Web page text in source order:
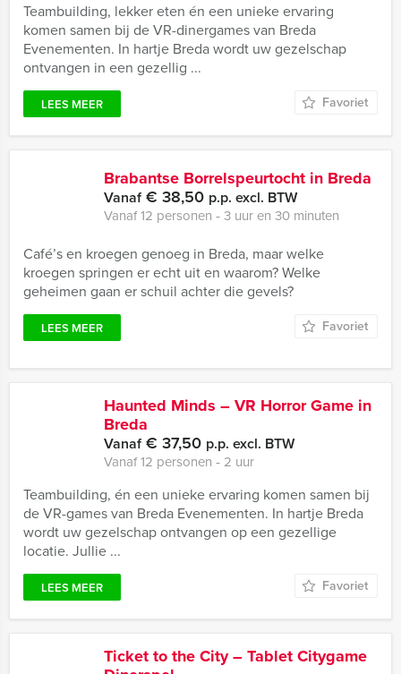
Teambuilding, lekker eten én een unieke ervaring
komen samen bij de VR-dinergames van Breda
Evenementen. In hartje Breda wordt uw gezelschap
ontvangen in een gezellig ...
LEES MEER Favoriet
Brabantse Borrelspeurtocht in Breda
Vanaf€ 38,50 p.p. excl. BTW
Vanaf 12 personen ‐ 3 uur en 30 minuten
Café’s en kroegen genoeg in Breda, maar welke
kroegen springen er echt uit en waarom? Welke
geheimen gaan er schuil achter die gevels?
LEES MEER Favoriet
Haunted Minds – VR Horror Game in
Breda
Vanaf€ 37,50 p.p. excl. BTW
Vanaf 12 personen ‐ 2 uur
Teambuilding, én een unieke ervaring komen samen bij
de VR-games van Breda Evenementen. In hartje Breda
wordt uw gezelschap ontvangen op een gezellige
locatie. Jullie ...
LEES MEER Favoriet
Ticket to the City – Tablet Citygame